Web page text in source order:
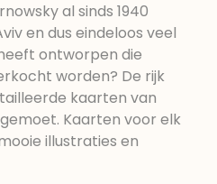
al sinds 1940
en dus eindeloos veel
ontworpen die
worden? De rijk
kaarten van
Kaarten voor elk
illustraties en